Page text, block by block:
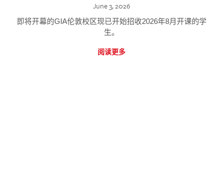
June 3, 2026
即将开幕的GIA伦敦校区现已开始招收2026年8月开课的学
生。
阅读更多